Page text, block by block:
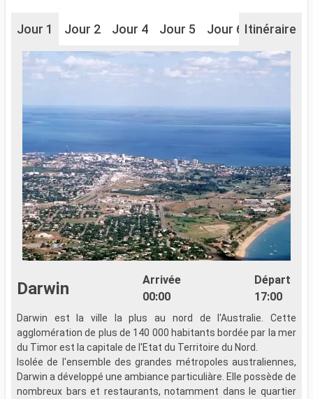
Jour 1 Jour 2 Jour 4 Jour 5 Jour 6 Jour 7
Itinéraire
Darwin
Arrivée
00:00
Départ
17:00
Darwin est la ville la plus au nord de l'Australie. Cette
agglomération de plus de 140 000 habitants bordée par la mer
du Timor est la capitale de l'Etat du Territoire du Nord.
Isolée de l'ensemble des grandes métropoles australiennes,
Darwin a développé une ambiance particuliàre. Elle possède de
nombreux bars et restaurants, notamment dans le quartier